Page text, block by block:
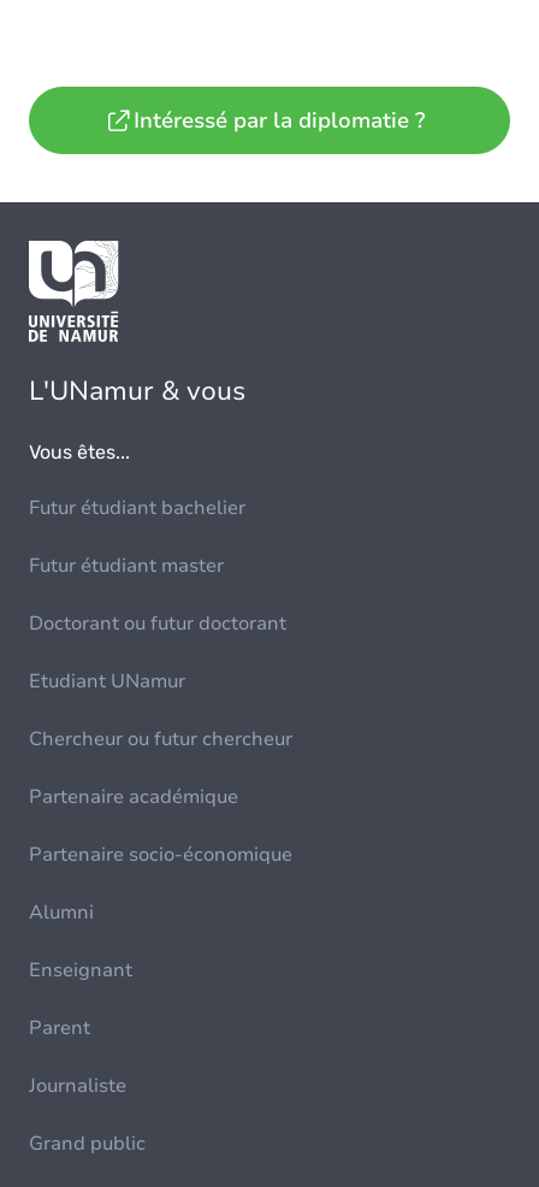
Intéressé par la diplomatie ?
L'UNamur & vous
Vous êtes...
Futur étudiant bachelier
Futur étudiant master
Doctorant ou futur doctorant
Etudiant UNamur
Chercheur ou futur chercheur
Partenaire académique
Partenaire socio-économique
Alumni
Enseignant
Parent
Journaliste
Grand public